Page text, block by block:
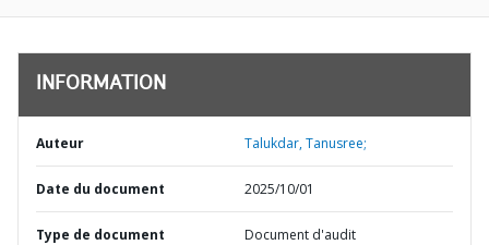
INFORMATION
Auteur Talukdar, Tanusree;
Date du document 2025/10/01
Type de document Document d'audit